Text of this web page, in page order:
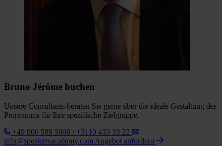
Bruno Jérôme buchen
Unsere Consultants beraten Sie gerne über die ideale Gestaltung des
Programms für Ihre spezifische Zielgruppe.
+49 800 589 5006 / +3110 433 33 22
info@speakersacademy.com Angebot anfordern